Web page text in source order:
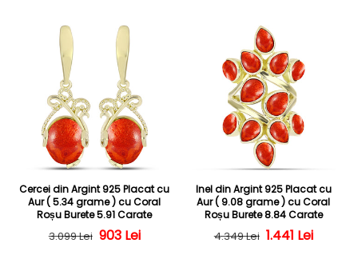
Cercei din Argint 925 Placat cu
Aur ( 5.34 grame ) cu Coral
Roșu Burete 5.91 Carate
Preț obișnuit
3.099 Lei Preț redus
903 Lei
Inel din Argint 925 Placat cu
Aur ( 9.08 grame ) cu Coral
Roșu Burete 8.84 Carate
Preț obișnuit
4.349 Lei Preț redus
1.441 Lei